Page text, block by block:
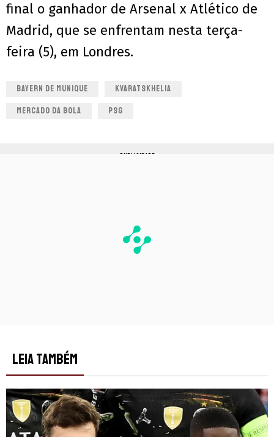
final o ganhador de Arsenal x Atlético de
Madrid, que se enfrentam nesta terça-
feira (5), em Londres.
BAYERN DE MUNIQUE KVARATSKHELIA
MERCADO DA BOLA PSG
PUBLICIDADE
LEIA TAMBÉM